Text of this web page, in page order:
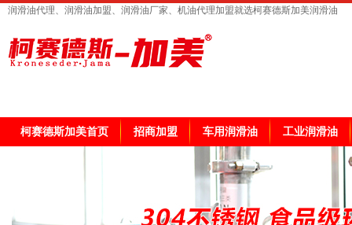
润滑油代理、润滑油加盟、润滑油厂家、机油代理加盟就选柯赛德斯加美润滑油
柯赛德斯加美首页 招商加盟 车用润滑油 工业润滑油